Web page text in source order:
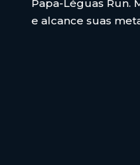
Papa-Léguas Run.
e alcance suas